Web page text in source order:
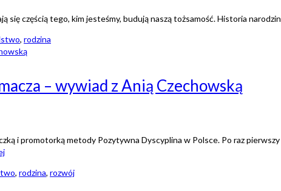
się częścią tego, kim jesteśmy, budują naszą tożsamość. Historia
, rodzina
– wywiad z Anią Czechowską
i promotorką metody Pozytywna Dyscyplina w Polsce. Po raz
, rodzina, rozwój